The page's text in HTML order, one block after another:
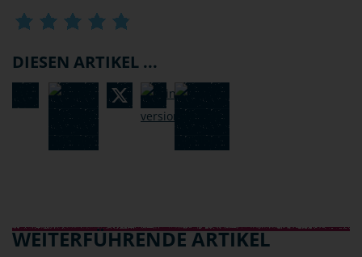
DIESEN ARTIKEL ...
WEITERFÜHRENDE ARTIKEL